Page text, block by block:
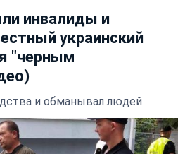
инвалиды и
украинский
"черным
и обманывал людей